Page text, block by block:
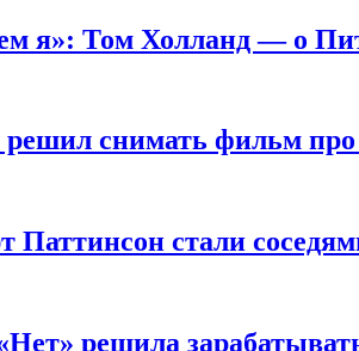
я»: Том Холланд — о
решил снимать фильм
Паттинсон стали
решила